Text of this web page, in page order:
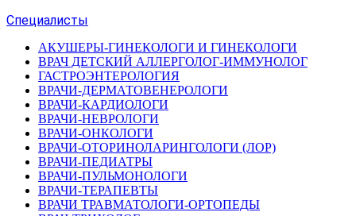
Специалисты
АКУШЕРЫ-ГИНЕКОЛОГИ И ГИНЕКОЛОГИ
ВРАЧ ДЕТСКИЙ АЛЛЕРГОЛОГ-ИММУНОЛОГ
ГАСТРОЭНТЕРОЛОГИЯ
ВРАЧИ-ДЕРМАТОВЕНЕРОЛОГИ
ВРАЧИ-КАРДИОЛОГИ
ВРАЧИ-НЕВРОЛОГИ
ВРАЧИ-ОНКОЛОГИ
ВРАЧИ-ОТОРИНОЛАРИНГОЛОГИ (ЛОР)
ВРАЧИ-ПЕДИАТРЫ
ВРАЧИ-ПУЛЬМОНОЛОГИ
ВРАЧИ-ТЕРАПЕВТЫ
ВРАЧИ ТРАВМАТОЛОГИ-ОРТОПЕДЫ